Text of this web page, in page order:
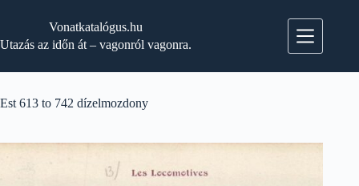
Vonatkatalógus.hu
Utazás az időn át – vagonról vagonra.
Est 613 to 742 dízelmozdony